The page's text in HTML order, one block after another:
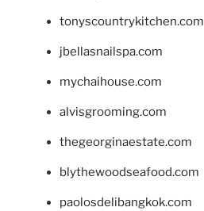
tonyscountrykitchen.com
jbellasnailspa.com
mychaihouse.com
alvisgrooming.com
thegeorginaestate.com
blythewoodseafood.com
paolosdelibangkok.com